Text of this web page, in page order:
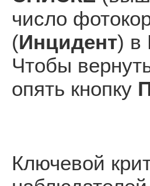
число
(Инцидент) в
Чтобы
опять кнопку
Ключевой